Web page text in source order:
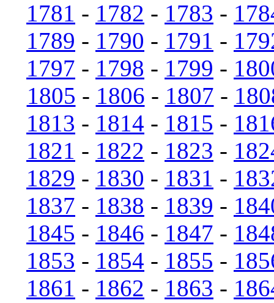
1781 - 1782 - 1783 -
1789 - 1790 - 1791 -
1797 - 1798 - 1799 -
1805 - 1806 - 1807 -
1813 - 1814 - 1815 -
1821 - 1822 - 1823 -
1829 - 1830 - 1831 -
1837 - 1838 - 1839 -
1845 - 1846 - 1847 -
1853 - 1854 - 1855 -
1861 - 1862 - 1863 -